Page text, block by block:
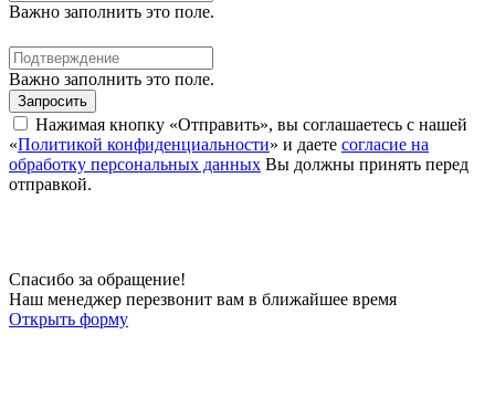
Важно заполнить это поле.
Важно заполнить это поле.
Запросить
Нажимая кнопку «Отправить», вы соглашаетесь с нашей
«Политикой конфиденциальности» и даете согласие на
обработку персональных данных Вы должны принять перед
отправкой.
Спасибо за обращение!
Наш менеджер перезвонит вам в ближайшее время
Открыть форму